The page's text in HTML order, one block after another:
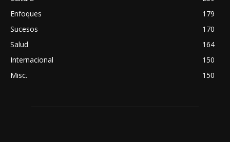
Enfoques
179
Sucesos
170
Salud
164
Internacional
150
Misc.
150